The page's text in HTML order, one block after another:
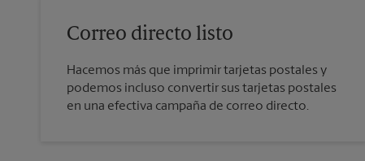
Correo directo listo
Hacemos más que imprimir tarjetas postales y
podemos incluso convertir sus tarjetas postales
en una efectiva campaña de correo directo.